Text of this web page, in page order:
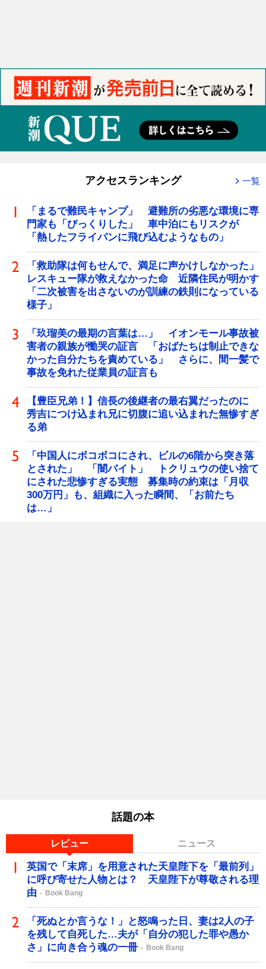
アクセスランキング 一覧
「まるで難民キャンプ」 避難所の劣悪な環境に専
門家も「びっくりした」 車中泊にもリスクが
「熱したフライパンに飛び込むようなもの」
「救助隊は何もせんで、満足に声かけしなかった」
レスキュー隊が救えなかった命 近隣住民が明かす
「二次被害を出さないのが訓練の鉄則になっている
様子」
「玖瑠美の最期の言葉は…」 イオンモール事故被
害者の親族が慟哭の証言 「おばたちは制止できな
かった自分たちを責めている」 さらに、間一髪で
事故を免れた従業員の証言も
【豊臣兄弟！】信長の後継者の最右翼だったのに
秀吉につけ込まれ兄に切腹に追い込まれた無惨すぎ
る弟
「中国人にボコボコにされ、ビルの6階から突き落
とされた」 「闇バイト」 トクリュウの使い捨て
にされた悲惨すぎる実態 募集時の約束は「月収
300万円」も、組織に入った瞬間、「お前たち
は…」
話題の本
レビュー ニュース
英国で「末席」を用意された天皇陛下を「最前列」
に呼び寄せた人物とは？ 天皇陛下が尊敬される理
由
Book Bang
「死ぬとか言うな！」と怒鳴った日、妻は2人の子
を残して自死した…夫が「自分の犯した罪や愚か
さ」に向き合う魂の一冊
Book Bang